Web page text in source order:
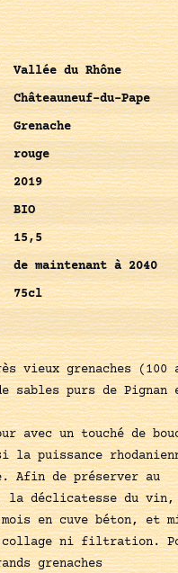
Vallée du Rhône
Châteauneuf-du-Pape
Grenache
rouge
2019
BIO
15,5
de maintenant à 2040
75cl
vieux grenaches (100
sables purs de Pignan
avec un touché de
la puissance
Afin de préserver au
la déclicatesse du
en cuve béton, et
collage ni filtration.
grenaches